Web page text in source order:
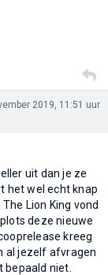
2019, 11:51 uur
uit dan je ze
het wel echt knap
Lion King vond
deze nieuwe
kreeg
al jezelf afvragen
bepaald niet.